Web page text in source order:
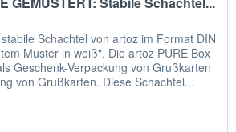
Schachtel von artoz im Format DIN
Muster in weiß". Die artoz PURE Box
Geschenk-Verpackung von Grußkarten
von Grußkarten. Diese Schachtel...